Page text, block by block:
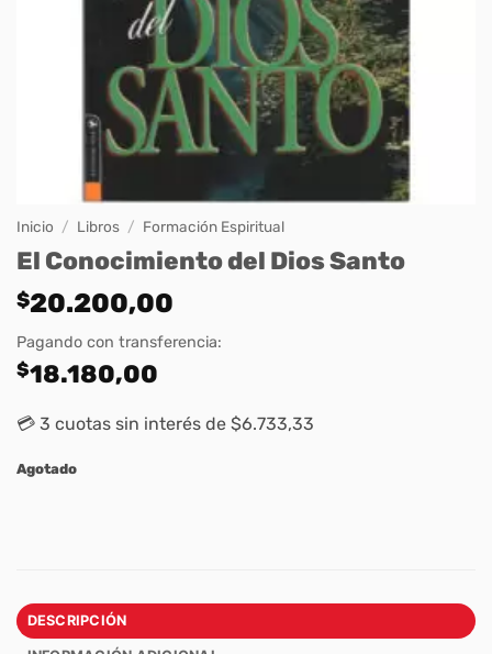
Inicio / Libros / Formación Espiritual
El Conocimiento del Dios Santo
$20.200,00
Pagando con transferencia:
$18.180,00
💳 3 cuotas sin interés de $6.733,33
Agotado
DESCRIPCIÓN